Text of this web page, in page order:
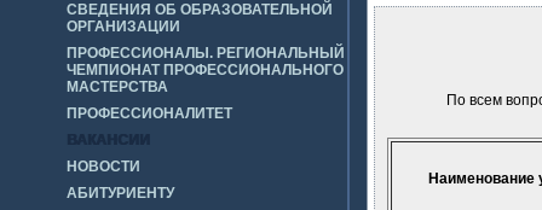
СВЕДЕНИЯ ОБ ОБРАЗОВАТЕЛЬНОЙ
ОРГАНИЗАЦИИ
ПРОФЕССИОНАЛЫ. РЕГИОНАЛЬНЫЙ
ЧЕМПИОНАТ ПРОФЕССИОНАЛЬНОГО
МАСТЕРСТВА
ПРОФЕССИОНАЛИТЕТ
НОВОСТИ
АБИТУРИЕНТУ
По всем
Наименование